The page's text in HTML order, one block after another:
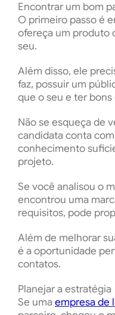
Encontrar um bom
O primeiro passo é
ofereça um produto
seu.
Além disso, ele
faz, possuir um
que o seu e ter
Não se esqueça de
candidata conta
conhecimento
projeto.
Se você analisou o
encontrou uma
requisitos, pode
Além de melhorar
é a oportunidade
contatos.
Planejar a estratégia
Se umaempresa de